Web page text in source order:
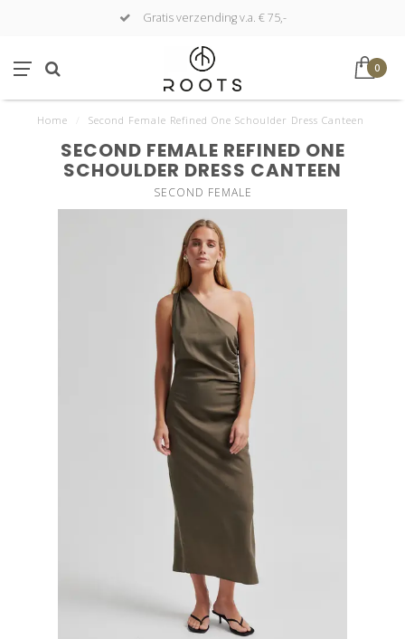
Gratis verzending v.a. € 75,-
0
Home Second Female Refined One Schoulder Dress Canteen
SECOND FEMALE REFINED ONE
SCHOULDER DRESS CANTEEN
SECOND FEMALE